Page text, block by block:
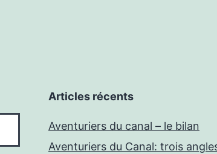
Articles récents
Aventuriers du canal – le bilan
Aventuriers du Canal: trois